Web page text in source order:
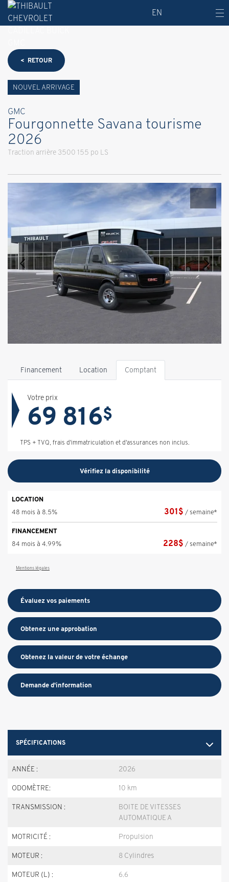
EN
< RETOUR
NOUVEL ARRIVAGE
GMC
Fourgonnette Savana tourisme
2026
Traction arrière 3500 155 po LS
SPÉCIFICATIONS
ANNÉE : 2026
ODOMÈTRE: 10 km
TRANSMISSION :
BOITE DE VITESSES
AUTOMATIQUE A
MOTRICITÉ : Propulsion
MOTEUR : 8 Cylindres
MOTEUR (L) : 6.6
Financement Location Comptant
Votre prix
69 816$
TPS + TVQ, frais d'immatriculation et d'assurances non inclus.
Vérifiez la disponibilité
LOCATION
48 mois à 8.5%
301$ / semaine*
FINANCEMENT
84 mois à 4.99%
228$ / semaine*
Mentions légales
Évaluez vos paiements
Obtenez une approbation
Obtenez la valeur de votre échange
Demande d'information